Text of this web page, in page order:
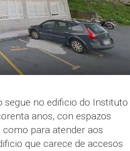
segue no edificio do Instituto
anos, con espazos
para atender aos
que carece de accesos